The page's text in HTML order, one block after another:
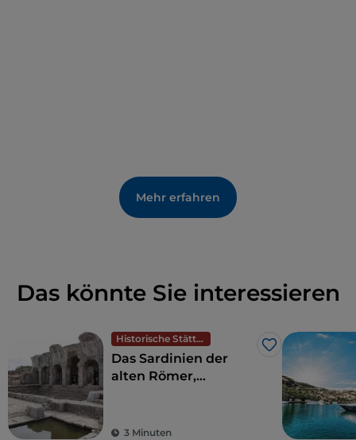
Mehr erfahren
Das könnte Sie interessieren
Historische Stätten
Like
Das Sardinien der
alten Römer,
3 Minuten